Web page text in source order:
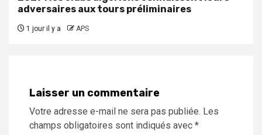
adversaires aux tours préliminaires
1 jour il y a APS
Laisser un commentaire
Votre adresse e-mail ne sera pas publiée. Les
champs obligatoires sont indiqués avec *